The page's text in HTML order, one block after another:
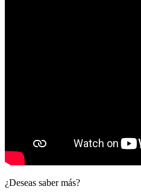
¿Deseas saber más?